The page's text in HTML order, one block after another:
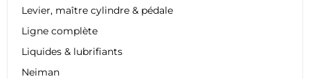
Levier, maître cylindre & pédale
Ligne complète
Liquides & lubrifiants
Neiman